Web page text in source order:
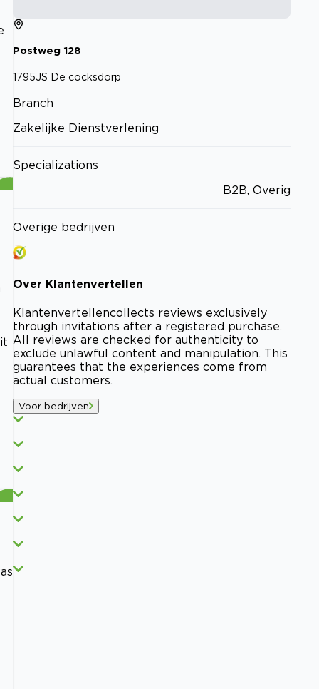
Postweg 128
1795JS De cocksdorp
Branch
Zakelijke Dienstverlening
Specializations
B2B, Overig
Overige bedrijven
Over Klantenvertellen
Klantenvertellencollects reviews exclusively
through invitations after a registered purchase.
All reviews are checked for authenticity to
exclude unlawful content and manipulation. This
guarantees that the experiences come from
actual customers.
Voor bedrijven